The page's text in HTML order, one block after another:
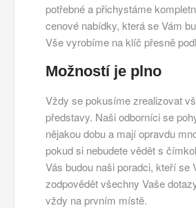
potřebné a přichystáme
cenové nabídky, která se Vám
Vše vyrobíme na klíč přesně
Možností je plno
Vždy se pokusíme zrealizovat
představy. Naši odborníci se
nějakou dobu a mají opravdu
pokud si nebudete vědět s
Vás budou naši poradci, kteří se
zodpovědět všechny Vaše
vždy na prvním místě.